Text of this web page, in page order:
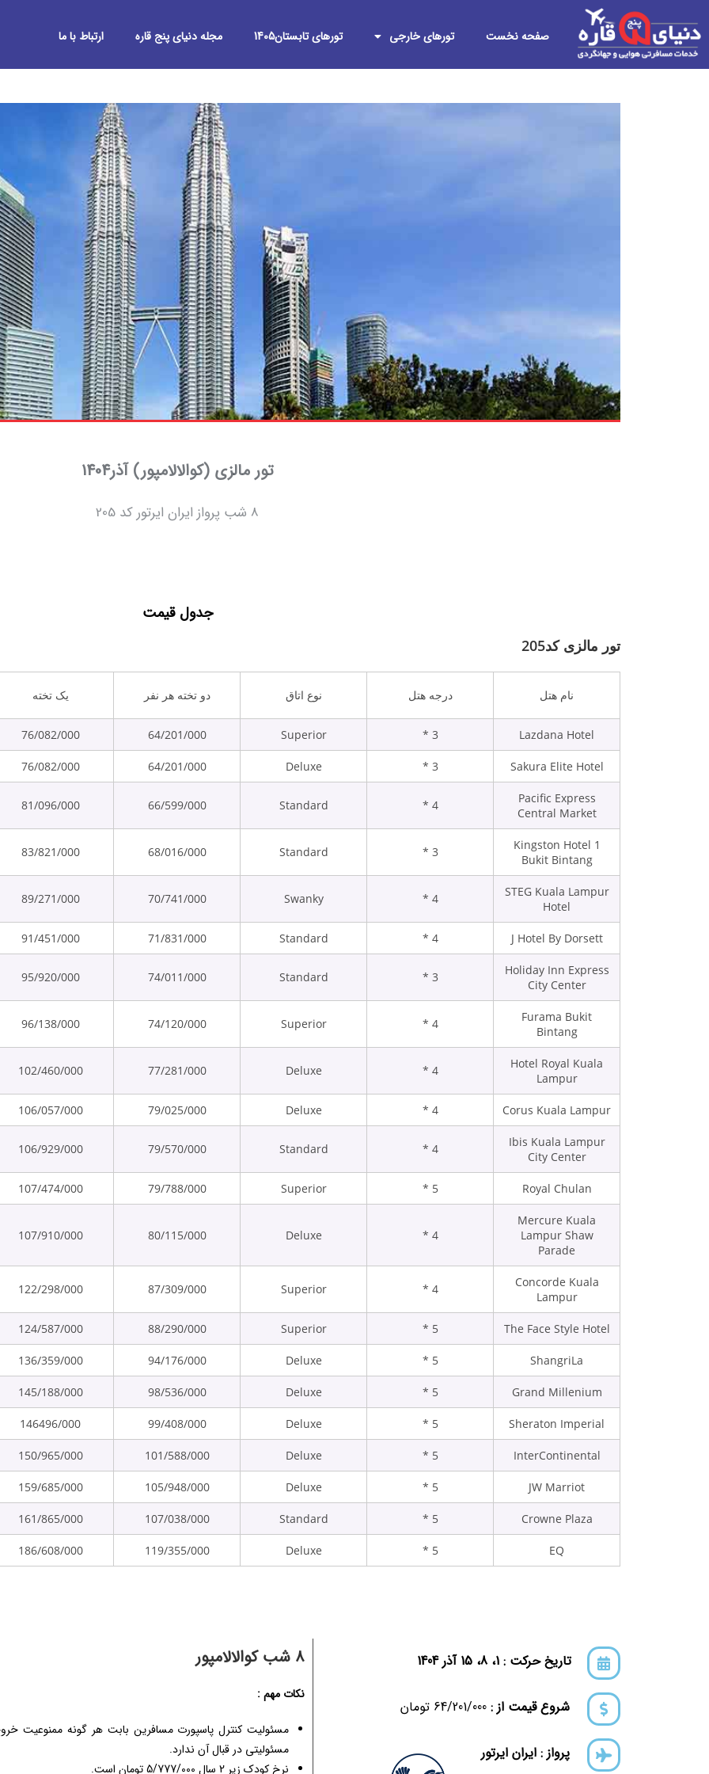
صفحه نخست تورهای خارجی تورهای تابستان1405 مجله دنیای پنج قاره ارتباط با ما
تور مالزی (کوالالامپور) آذر1404
8 شب پرواز ایران ایرتور کد 205
جدول قیمت
تور مالزی کد205
نام هتل درجه هتل نوع اتاق دو تخته هر نفر یک تخته
Lazdana Hotel
3 *
Superior
64/201/000
76/082/000
Sakura Elite Hotel
3 *
Deluxe
64/201/000
76/082/000
Pacific Express
Central Market
4 *
Standard
66/599/000
81/096/000
Kingston Hotel 1
Bukit Bintang
3 *
Standard
68/016/000
83/821/000
STEG Kuala Lampur
Hotel
4 *
Swanky
70/741/000
89/271/000
J Hotel By Dorsett
4 *
Standard
71/831/000
91/451/000
Holiday Inn Express
City Center
3 *
Standard
74/011/000
95/920/000
Furama Bukit
Bintang
4 *
Superior
74/120/000
96/138/000
Hotel Royal Kuala
Lampur
4 *
Deluxe
77/281/000
102/460/000
Corus Kuala Lampur
4 *
Deluxe
79/025/000
106/057/000
Ibis Kuala Lampur
City Center
4 *
Standard
79/570/000
106/929/000
Royal Chulan
5 *
Superior
79/788/000
107/474/000
Mercure Kuala
Lampur Shaw
Parade
4 *
Deluxe
80/115/000
107/910/000
Concorde Kuala
Lampur
4 *
Superior
87/309/000
122/298/000
The Face Style Hotel
5 *
Superior
88/290/000
124/587/000
ShangriLa
5 *
Deluxe
94/176/000
136/359/000
Grand Millenium
5 *
Deluxe
98/536/000
145/188/000
Sheraton Imperial
5 *
Deluxe
99/408/000
146496/000
InterContinental
5 *
Deluxe
101/588/000
150/965/000
JW Marriot
5 *
Deluxe
105/948/000
159/685/000
Crowne Plaza
5 *
Standard
107/038/000
161/865/000
EQ
5 *
Deluxe
119/355/000
186/608/000
تاریخ حرکت : 1، 8، 15 آذر 1404
شروع قیمت از :64/201/000 تومان
پرواز : ایران ایرتور
8 شب کوالالامپور
نکات مهم :
مسئولیت کنترل پاسپورت مسافرین بابت هر گونه ممنوعیت
مسئولیتی در قبال آن ندارد.
نرخ کودک زیر 2 سال 5/777/000 تومان است.